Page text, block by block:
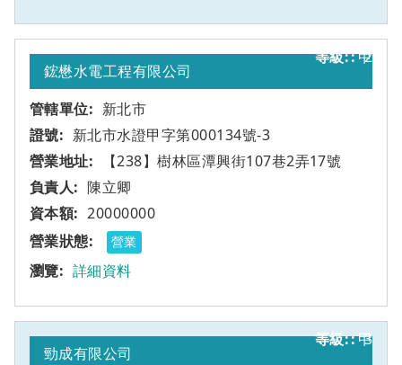
2
鋐懋水電工程有限公司
新北市
新北市水證甲字第000134號-3
【238】樹林區潭興街107巷2弄17號
甲
陳立卿
20000000
營業
詳細資料
3
勁成有限公司
甲